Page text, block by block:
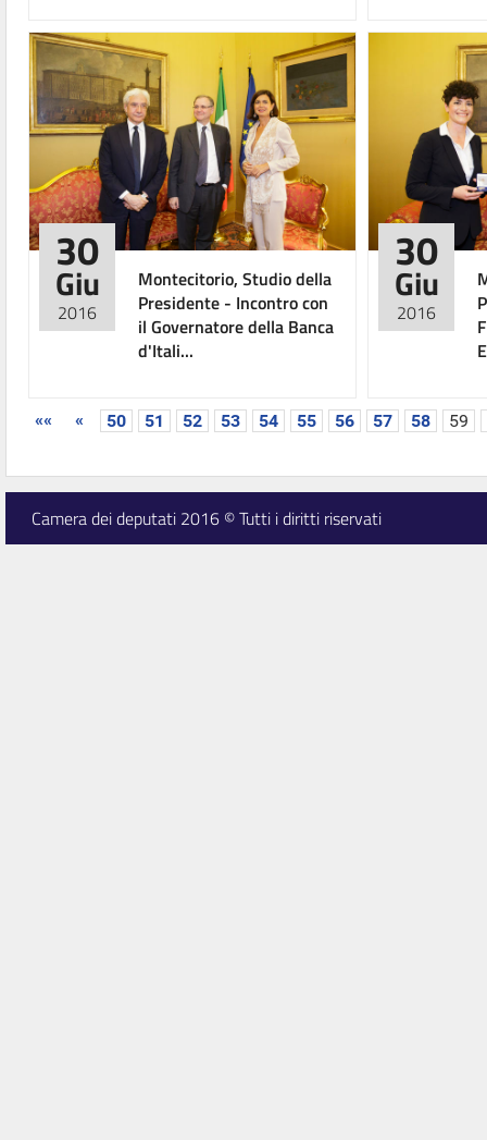
30
Giu
2016
Montecitorio, Studio della
Presidente - Incontro con
il Governatore della Banca
d'Itali...
30
Giu
2016
«« « 50 51 52 53 54 55 56 57 58 59
Camera dei deputati 2016 © Tutti i diritti riservati